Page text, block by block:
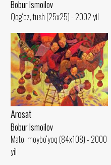
Bobur Ismoilov
Qog‘oz, tush (25x25) - 2002 yil
Arosat
Bobur Ismoilov
Mato, moybo‘yoq (84x108) - 2000
yil